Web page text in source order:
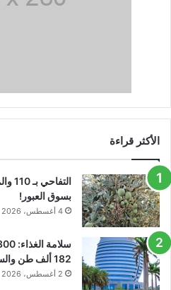
الأكثر قراءة
بسوق العبور!
4 أغسطس، 2026
182 ألف طن والسودان أكبر الأسواق المستقبلة
2 أغسطس، 2026